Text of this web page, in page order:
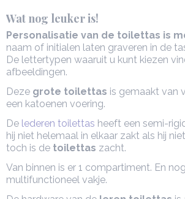
Wat nog leuker is!
Personalisatie van de toilettas is
naam of initialen laten graveren in de
De lettertypen waaruit u kunt kiezen
afbeeldingen.
Deze grote toilettas is gemaakt van
een katoenen voering.
De lederen toilettas heeft een semi-
hij niet helemaal in elkaar zakt als hij
toch is de toilettas zacht.
Van binnen is er 1 compartiment. En
multifunctioneel vakje.